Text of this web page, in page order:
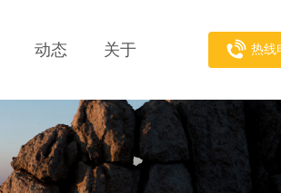
动态 关于 热线